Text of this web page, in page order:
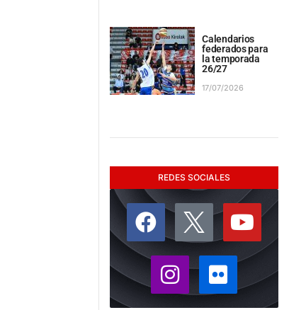
Calendarios
federados para
la temporada
26/27
17/07/2026
REDES SOCIALES